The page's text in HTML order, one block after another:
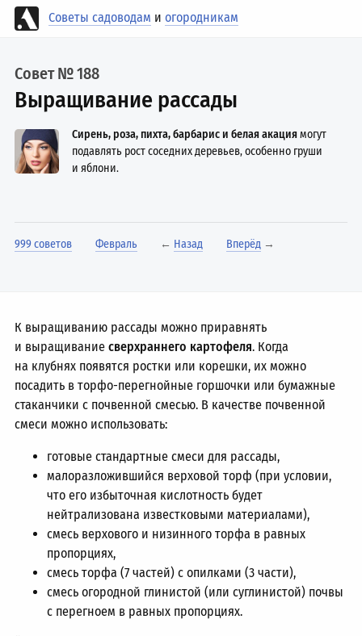
Советы садоводам иогородникам
Совет № 188
Выращивание рассады
Сирень, роза, пихта, барбарис и белая акациямогут
подавлять рост соседних деревьев, особенно груши
и яблони.
999 советов Февраль ← Назад Вперёд→
К выращиванию рассады можно приравнять
и выращиваниесверхраннего картофеля. Когда
на клубнях появятся ростки или корешки, их можно
посадить в торфо-перегнойные горшочки или бумажные
стаканчики с почвенной смесью. В качестве почвенной
смеси можно использовать:
готовые стандартные смеси для рассады,
малоразложившийся верховой торф (при условии,
что его избыточная кислотность будет
нейтрализована известковыми материалами),
смесь верхового и низинного торфа в равных
пропорциях,
смесь торфа (7 частей) с опилками (3 части),
смесь огородной глинистой (или суглинистой) почвы
с перегноем в равных пропорциях.